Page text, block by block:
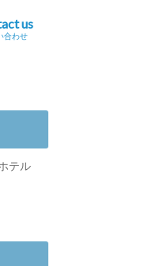
us
合わせ
テル